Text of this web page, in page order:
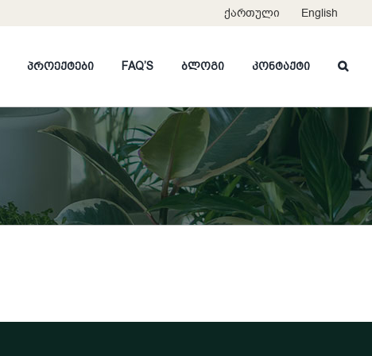
ქართული English
პროექტები FAQ’S ბლოგი კონტაქტი